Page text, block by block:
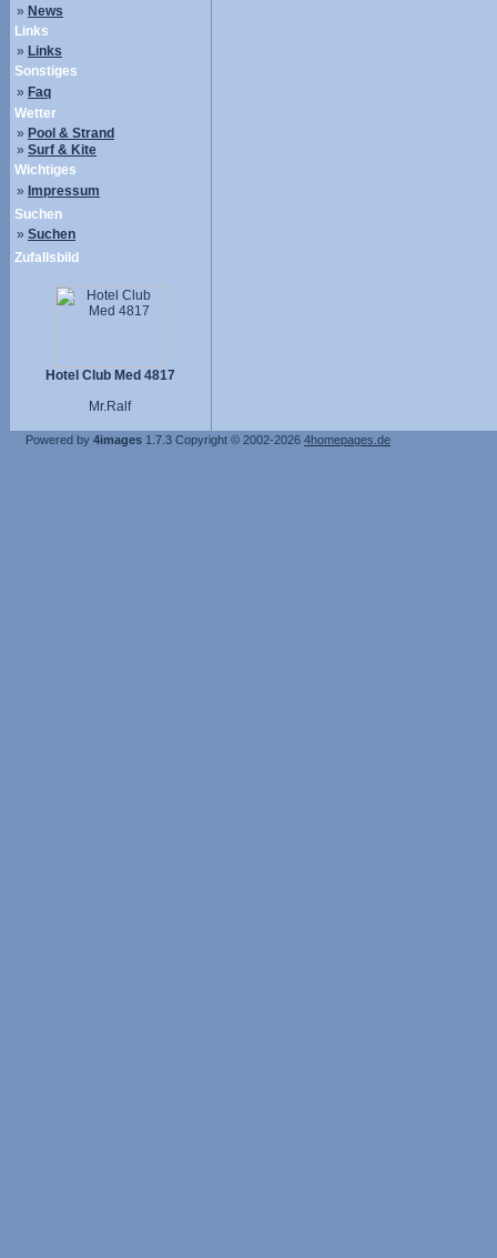
» News
Links
» Links
Sonstiges
» Faq
Wetter
» Pool & Strand
» Surf & Kite
Wichtiges
» Impressum
Suchen
» Suchen
Zufallsbild
Hotel Club Med 4817
Mr.Ralf
Powered by 4images 1.7.3 Copyright © 2002-2026 4homepages.de